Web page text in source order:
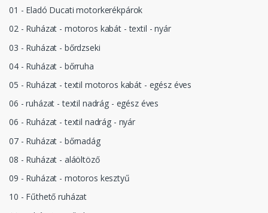
01 - Eladó Ducati motorkerékpárok
02 - Ruházat - motoros kabát - textil - nyár
03 - Ruházat - bőrdzseki
04 - Ruházat - bőrruha
05 - Ruházat - textil motoros kabát - egész éves
06 - ruházat - textil nadrág - egész éves
06 - Ruházat - textil nadrág - nyár
07 - Ruházat - bőrnadág
08 - Ruházat - aláöltöző
09 - Ruházat - motoros kesztyű
10 - Fűthető ruházat